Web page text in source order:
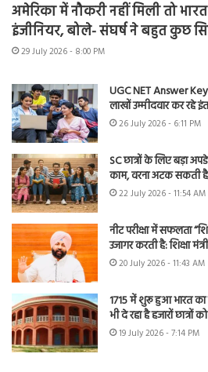
अमेरिका में नौकरी नहीं मिली तो
इंजीनियर, बोले- संघर्ष ने बहुत कुछ
29 July 2026 - 8:00 PM
UGC NET Answer
लाखों उम्मीदवार कर रहे
26 July 2026 - 6:11 PM
SC छात्रों के लिए बड़ा
काम, वरना अटक सकती
22 July 2026 - 11:54 AM
नीट परीक्षा में सफलता
उजागर करती है: शिक्षा
20 July 2026 - 11:43 AM
1715 में शुरू हुआ भारत
भी दे रहा है हजारों छात्रों
19 July 2026 - 7:14 PM